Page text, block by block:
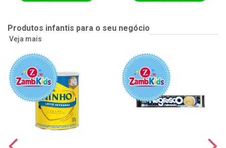
Produtos infantis para o seu negócio
Veja mais